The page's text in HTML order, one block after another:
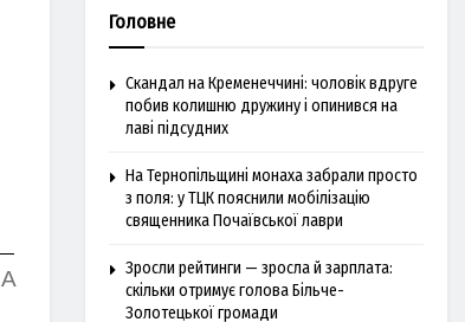
A
Головне
Скандал на Кременеччині: чоловік вдруге
побив колишню дружину і опинився на
лаві підсудних
На Тернопільщині монаха забрали просто
з поля: у ТЦК пояснили мобілізацію
священника Почаївської лаври
Зросли рейтинги — зросла й зарплата:
скільки отримує голова Більче-
Золотецької громади